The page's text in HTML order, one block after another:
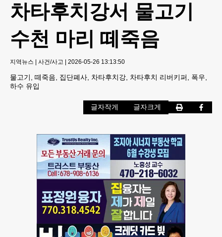
차타후치강서 물고기
수천 마리 떼죽음
지역뉴스 | 사건/사고 | 2026-05-26 13:13:50
물고기, 떼죽음, 집단폐사, 차타후치강, 차타후치 리버키퍼, 폭우,
하수 유입
글자작게 글자크게